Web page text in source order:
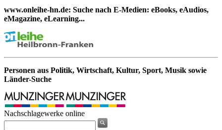
www.onleihe-hn.de: Suche nach E-Medien: eBooks, eAudios,
eMagazine, eLearning...
Personen aus Politik, Wirtschaft, Kultur, Sport, Musik sowie
Länder-Suche
Nachschlagewerke online